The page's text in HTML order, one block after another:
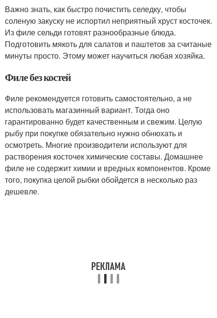
Важно знать, как быстро почистить селедку, чтобы
соленую закуску не испортил неприятный хруст косточек.
Из филе сельди готовят разнообразные блюда.
Подготовить мякоть для салатов и паштетов за считаные
минуты просто. Этому может научиться любая хозяйка.
Филе без костей
Филе рекомендуется готовить самостоятельно, а не
использовать магазинный вариант. Тогда оно
гарантированно будет качественным и свежим. Целую
рыбу при покупке обязательно нужно обнюхать и
осмотреть. Многие производители используют для
растворения косточек химические составы. Домашнее
филе не содержит химии и вредных компонентов. Кроме
того, покупка целой рыбки обойдется в несколько раз
дешевле.